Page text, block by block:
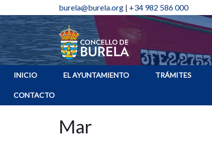
burela@burela.org | +34 982 586 000
INICIO EL AYUNTAMIENTO TRÁMITES
CONTACTO
Mar